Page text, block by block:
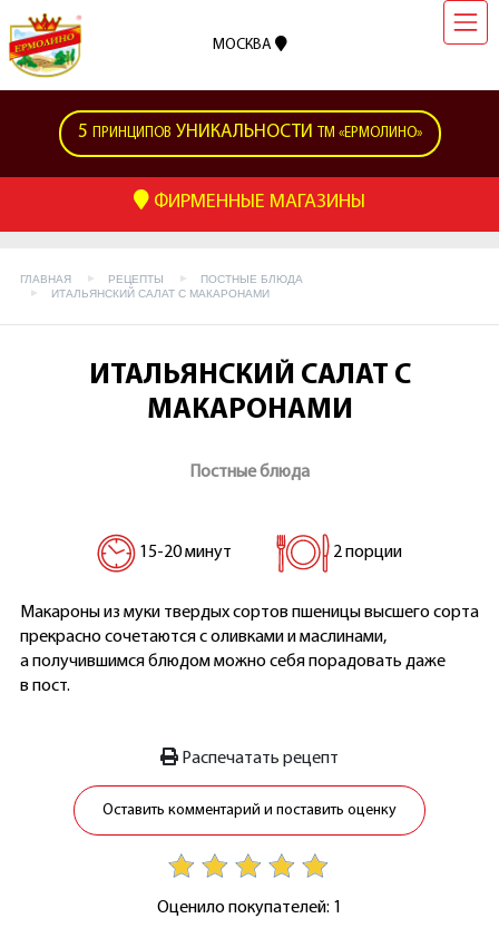
МОСКВА
5 ПРИНЦИПОВ УНИКАЛЬНОСТИ ТМ «ЕРМОЛИНО»
ФИРМЕННЫЕ МАГАЗИНЫ
ГЛАВНАЯ РЕЦЕПТЫ
ПОСТНЫЕ БЛЮДА
ИТАЛЬЯНСКИЙ САЛАТ С МАКАРОНАМИ
ИТАЛЬЯНСКИЙ САЛАТ С
МАКАРОНАМИ
Постные блюда
15-20 минут 2 порции
Макароны из муки твердых сортов пшеницы высшего сорта
прекрасно сочетаются с оливками и маслинами,
а получившимся блюдом можно себя порадовать даже
в пост.
Распечатать рецепт
Оставить комментарий и поставить оценку
Оценило покупателей: 1